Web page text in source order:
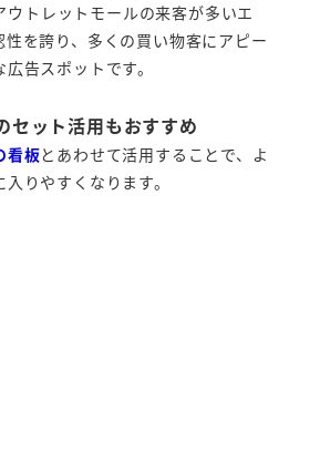
ウトレットモールの来客が多いエ
性を誇り、多くの買い物客にアピー
告スポットです。
ット活用もおすすめ
看板とあわせて活用することで、よ
りやすくなります。